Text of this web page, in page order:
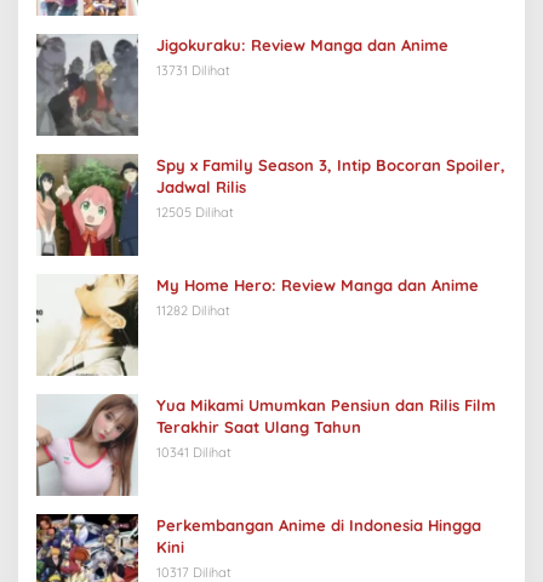
Jigokuraku: Review Manga dan Anime
13731 Dilihat
Spy x Family Season 3, Intip Bocoran Spoiler,
Jadwal Rilis
12505 Dilihat
My Home Hero: Review Manga dan Anime
11282 Dilihat
Yua Mikami Umumkan Pensiun dan Rilis Film
Terakhir Saat Ulang Tahun
10341 Dilihat
Perkembangan Anime di Indonesia Hingga
Kini
10317 Dilihat